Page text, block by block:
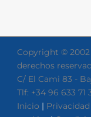
Copyright © 2002
derechos
C/ El Cami 83 -
Tlf: +34 96 633 71
Inicio |